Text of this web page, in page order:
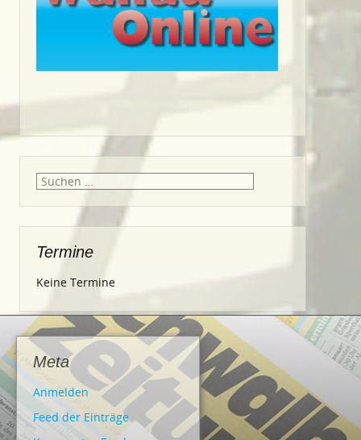
Suche
Termine
Keine Termine
Meta
Anmelden
Feed der Einträge